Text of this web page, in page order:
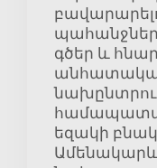
գծեր և
եզակի